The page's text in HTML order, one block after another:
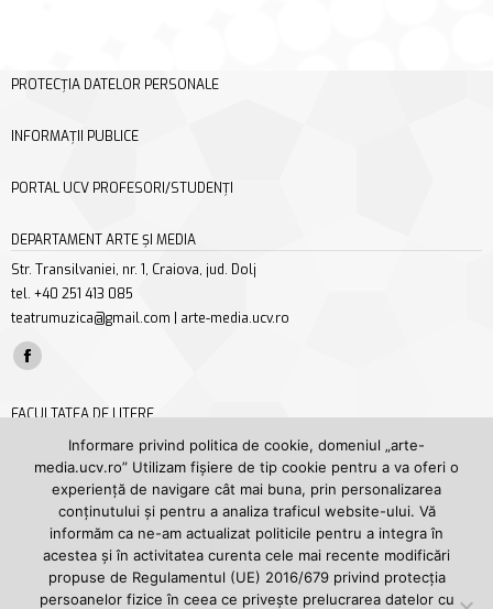
PROTECȚIA DATELOR PERSONALE
INFORMAȚII PUBLICE
PORTAL UCV PROFESORI/STUDENȚI
DEPARTAMENT ARTE ȘI MEDIA
Str. Transilvaniei, nr. 1, Craiova, jud. Dolj
tel. +40 251 413 085
teatrumuzica@gmail.com | arte-media.ucv.ro
Find us on:
Facebook
window
FACULTATEA DE LITERE
Str. A. I. Cuza nr. 13, Craiova, jud. Dolj
tel/fax +40 251 414 468
secretariat.litere@ucv.ro | litere.ucv.ro/litere
Find us on:
Facebook
page
opens
YouTube
page
opens
UNIVERSITATEA DIN CRAIOVA
Informare privind politica de cookie, domeniul „arte-
media.ucv.ro” Utilizam fișiere de tip cookie pentru a va oferi o
experiență de navigare cât mai buna, prin personalizarea
conținutului și pentru a analiza traficul website-ului. Vă
informăm ca ne-am actualizat politicile pentru a integra în
acestea și în activitatea curenta cele mai recente modificări
propuse de Regulamentul (UE) 2016/679 privind protecția
persoanelor fizice în ceea ce privește prelucrarea datelor cu